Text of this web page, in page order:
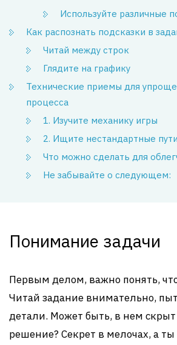
Используйте различные
Как распознать подсказки в
Читай между строк
Глядите на графику
Технические приемы для
процесса
1. Изучите механику игры
2. Ищите нестандартные пути
Что можно сделать для
Не забывайте о следующем:
Понимание задачи
Первым делом, важно понять, что
Читай задание внимательно,
детали. Может быть, в нем
решение? Секрет в мелочах, а